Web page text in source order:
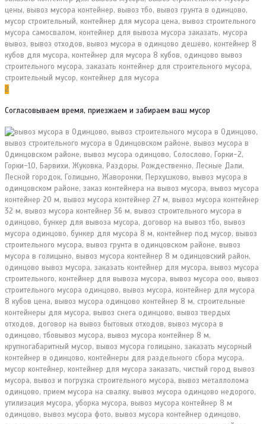
2
Согласовываем время, приезжаем и забираем ваш мусор